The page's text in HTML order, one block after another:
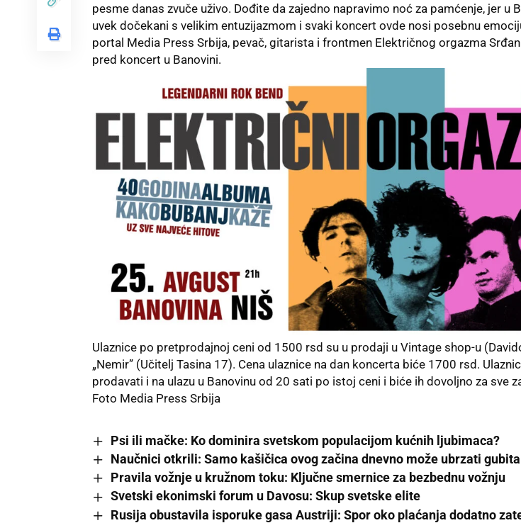
pesme danas zvuče uživo. Dođite da zajedno napravimo noć za pamćenje, jer u
uvek dočekani s velikim entuzijazmom i svaki koncert ovde nosi posebnu
portal Media Press Srbija, pevač, gitarista i frontmen Električnog orgazma
pred koncert u Banovini.
Ulaznice po pretprodajnoj ceni od 1500 rsd su u prodaji u Vintage shop-u
„Nemir” (Učitelj Tasina 17). Cena ulaznice na dan koncerta biće 1700 rsd.
prodavati i na ulazu u Banovinu od 20 sati po istoj ceni i biće ih dovoljno za sve
Foto Media Press Srbija
Psi ili mačke: Ko dominira svetskom populacijom kućnih ljubimaca?
Naučnici otkrili: Samo kašičica ovog začina dnevno može ubrzati
Pravila vožnje u kružnom toku: Ključne smernice za bezbednu vožnju
Svetski ekonimski forum u Davosu: Skup svetske elite
Rusija obustavila isporuke gasa Austriji: Spor oko plaćanja dodatno